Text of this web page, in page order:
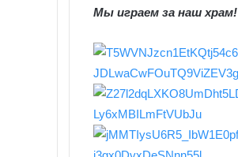
Мы играем за наш храм!